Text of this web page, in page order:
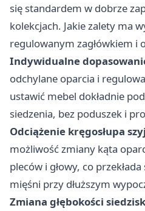
się standardem w dobrze
kolekcjach. Jakie zalety ma
regulowanym zagłówkiem i
Indywidualne
odchylane oparcia i
ustawić mebel dokładnie
siedzenia, bez poduszek i
Odciążenie kręgosłupa
możliwość zmiany kąta
pleców i głowy, co
mięśni przy dłuższym
Zmiana głębokości